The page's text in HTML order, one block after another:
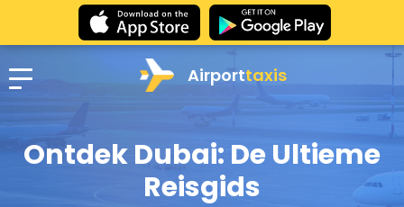
Airporttaxis
Ontdek Dubai: De Ultieme
Reisgids